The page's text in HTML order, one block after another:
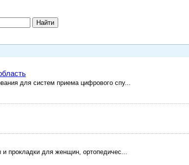
для систем приема цифрового спу...
прокладки для женщин, ортопедичес...